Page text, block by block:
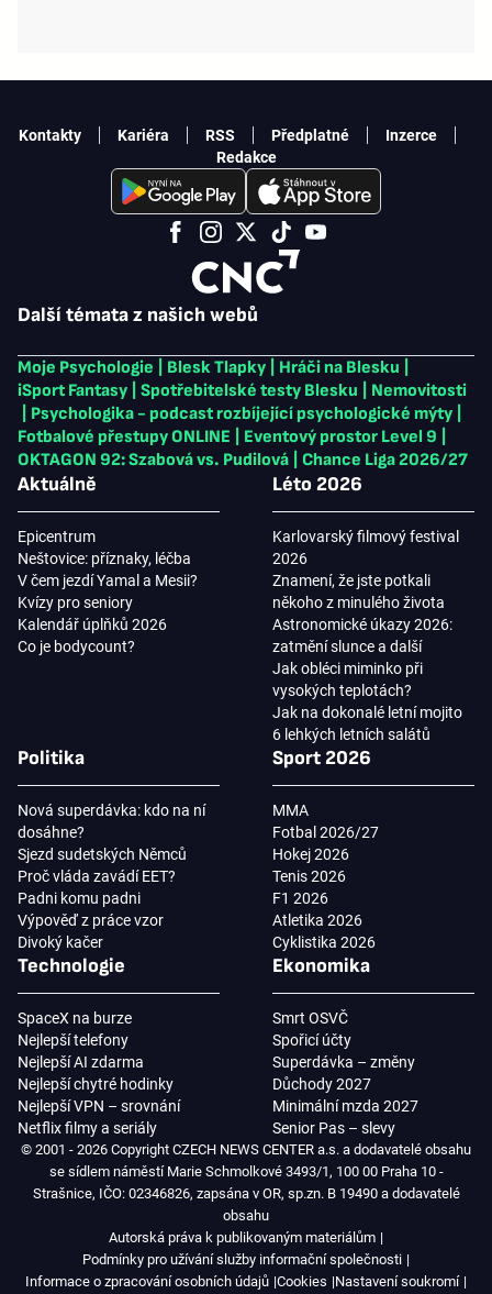
Další témata z našich webů
Moje Psychologie Blesk Tlapky Hráči na Blesku
iSport Fantasy
Spotřebitelské testy Blesku
Nemovitosti
Psychologika - podcast rozbíjející psychologické mýty
Fotbalové přestupy ONLINE
Eventový prostor Level 9
OKTAGON 92: Szabová vs. Pudilová
Chance Liga 2026/27
Aktuálně
Epicentrum
Neštovice: příznaky, léčba
V čem jezdí Yamal a Mesii?
Kvízy pro seniory
Kalendář úplňků 2026
Co je bodycount?
Léto 2026
Karlovarský filmový festival
2026
Znamení, že jste potkali
někoho z minulého života
Astronomické úkazy 2026:
zatmění slunce a další
Jak obléci miminko při
vysokých teplotách?
Jak na dokonalé letní mojito
6 lehkých letních salátů
Politika
Nová superdávka: kdo na ní
dosáhne?
Sjezd sudetských Němců
Proč vláda zavádí EET?
Padni komu padni
Výpověď z práce vzor
Divoký kačer
Sport 2026
MMA
Fotbal 2026/27
Hokej 2026
Tenis 2026
F1 2026
Atletika 2026
Cyklistika 2026
Technologie
SpaceX na burze
Nejlepší telefony
Nejlepší AI zdarma
Nejlepší chytré hodinky
Nejlepší VPN – srovnání
Netflix filmy a seriály
Ekonomika
Smrt OSVČ
Spořicí účty
Superdávka – změny
Důchody 2027
Minimální mzda 2027
Senior Pas – slevy
Kontakty Kariéra RSS Předplatné
Inzerce
Redakce
© 2001 - 2026 Copyright CZECH NEWS CENTER a.s. a dodavatelé obsahu
se sídlem náměstí Marie Schmolkové 3493/1, 100 00 Praha 10 -
Strašnice, IČO: 02346826, zapsána v OR, sp.zn. B 19490 a dodavatelé
obsahu
Autorská práva k publikovaným materiálům
Podmínky pro užívání služby informační společnosti
Informace o zpracování osobních údajů Cookies Nastavení soukromí